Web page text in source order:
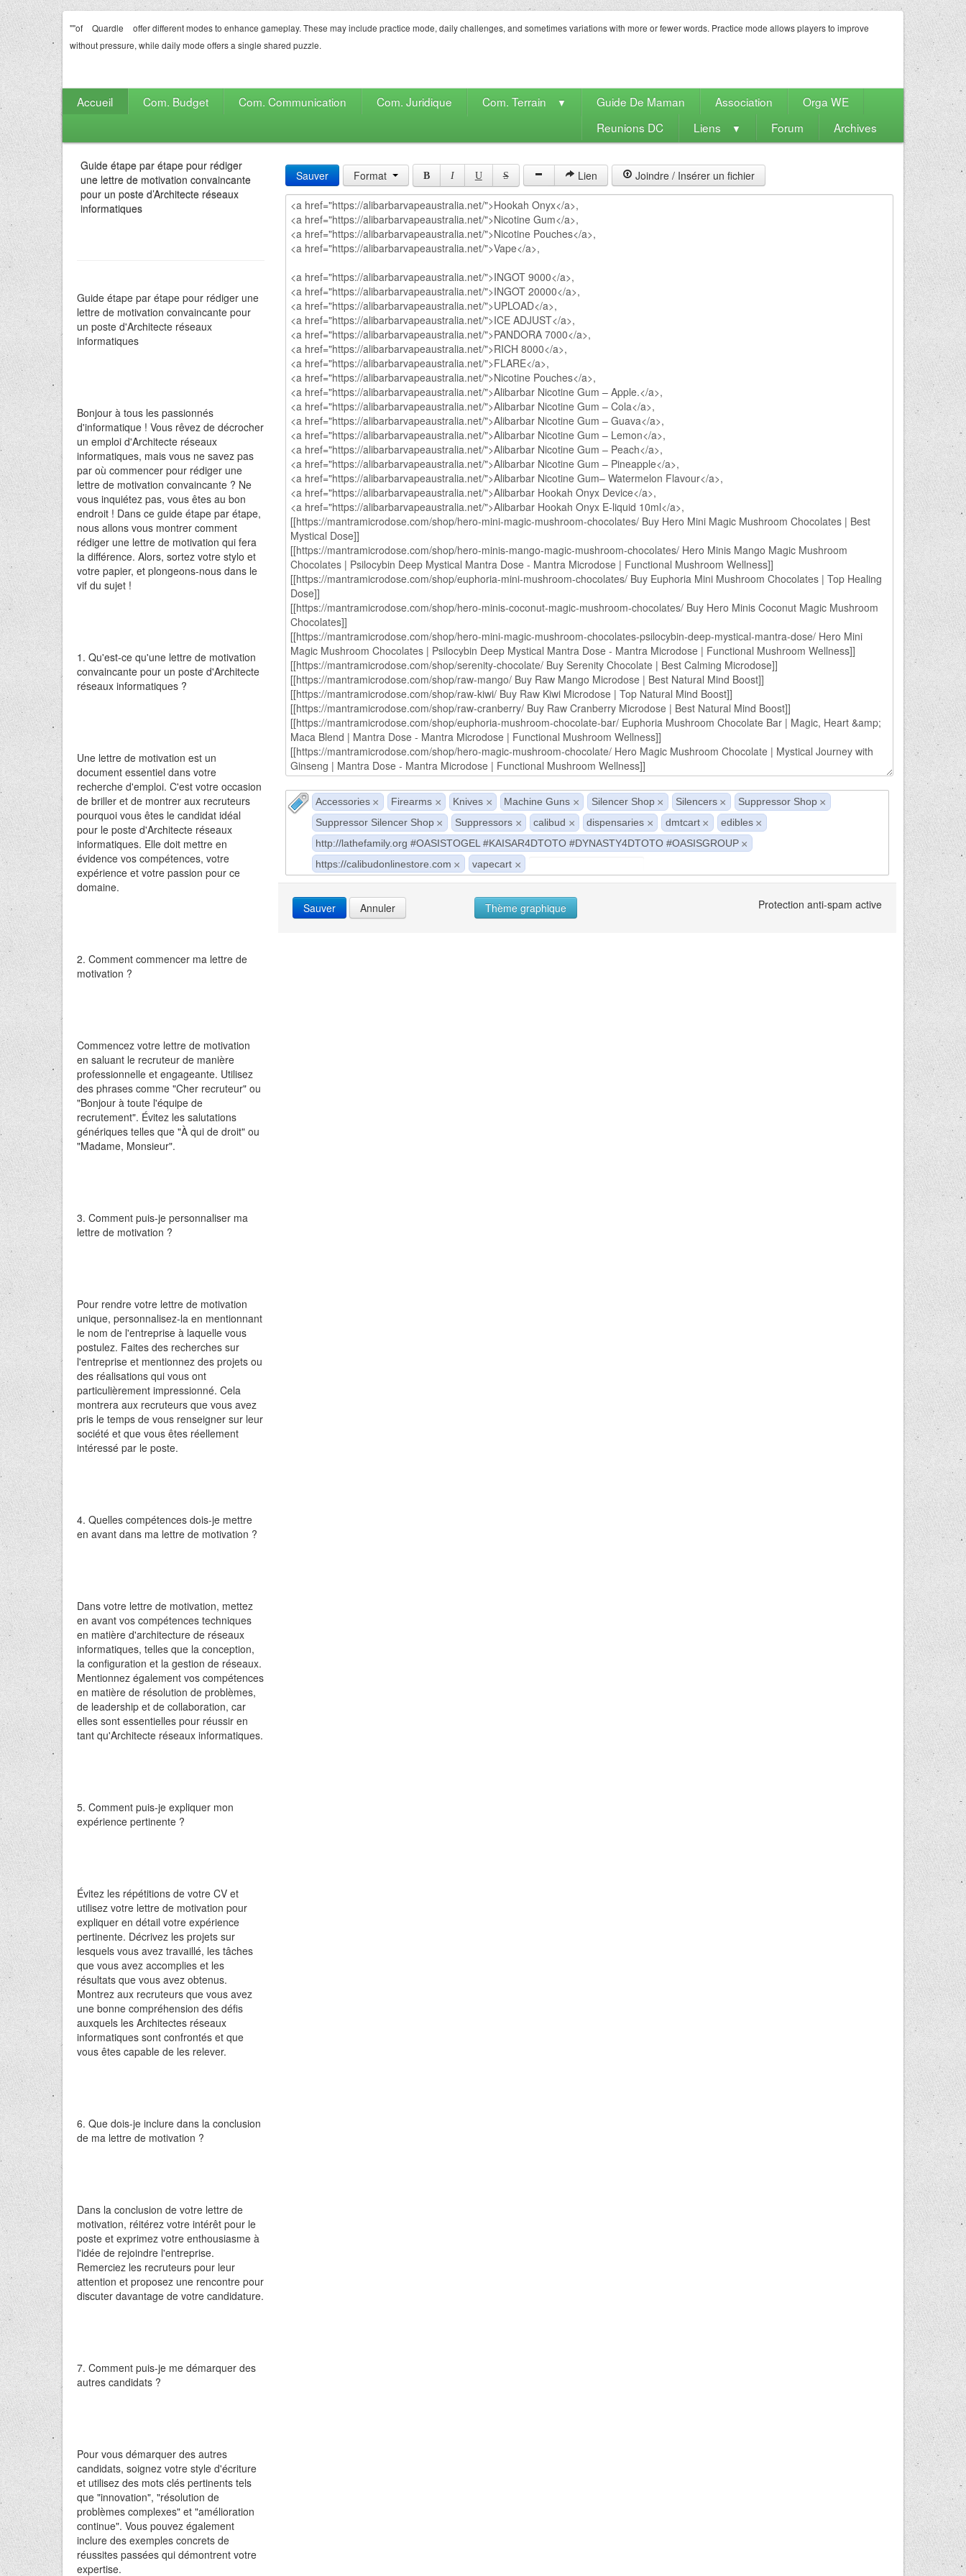
""of Quardle
offer different modes to enhance gameplay. These may include practice mode, daily challenges, and sometimes variations with more or fewer words. Practice mode allows players to improve
without pressure, while daily mode offers a single shared puzzle.
Accueil Com. Budget Com. Communication Com. Juridique Com. Terrain ▼ Guide De Maman Association
Orga WE
Reunions DC
Liens ▼ Forum Archives
Guide étape par étape pour rédiger
une lettre de motivation convaincante
pour un poste d’Architecte réseaux
informatiques
Guide étape par étape pour rédiger une
lettre de motivation convaincante pour
un poste d'Architecte réseaux
informatiques
Bonjour à tous les passionnés
d'informatique ! Vous rêvez de décrocher
un emploi d'Architecte réseaux
informatiques, mais vous ne savez pas
par où commencer pour rédiger une
lettre de motivation convaincante ? Ne
vous inquiétez pas, vous êtes au bon
endroit ! Dans ce guide étape par étape,
nous allons vous montrer comment
rédiger une lettre de motivation qui fera
la différence. Alors, sortez votre stylo et
votre papier, et plongeons-nous dans le
vif du sujet !
1. Qu'est-ce qu'une lettre de motivation
convaincante pour un poste d'Architecte
réseaux informatiques ?
Une lettre de motivation est un
document essentiel dans votre
recherche d'emploi. C'est votre occasion
de briller et de montrer aux recruteurs
pourquoi vous êtes le candidat idéal
pour le poste d'Architecte réseaux
informatiques. Elle doit mettre en
évidence vos compétences, votre
expérience et votre passion pour ce
domaine.
2. Comment commencer ma lettre de
motivation ?
Commencez votre lettre de motivation
en saluant le recruteur de manière
professionnelle et engageante. Utilisez
des phrases comme "Cher recruteur" ou
"Bonjour à toute l'équipe de
recrutement". Évitez les salutations
génériques telles que "À qui de droit" ou
"Madame, Monsieur".
3. Comment puis-je personnaliser ma
lettre de motivation ?
Pour rendre votre lettre de motivation
unique, personnalisez-la en mentionnant
le nom de l'entreprise à laquelle vous
postulez. Faites des recherches sur
l'entreprise et mentionnez des projets ou
des réalisations qui vous ont
particulièrement impressionné. Cela
montrera aux recruteurs que vous avez
pris le temps de vous renseigner sur leur
société et que vous êtes réellement
intéressé par le poste.
4. Quelles compétences dois-je mettre
en avant dans ma lettre de motivation ?
Dans votre lettre de motivation, mettez
en avant vos compétences techniques
en matière d'architecture de réseaux
informatiques, telles que la conception,
la configuration et la gestion de réseaux.
Mentionnez également vos compétences
en matière de résolution de problèmes,
de leadership et de collaboration, car
elles sont essentielles pour réussir en
tant qu'Architecte réseaux informatiques.
5. Comment puis-je expliquer mon
expérience pertinente ?
Évitez les répétitions de votre CV et
utilisez votre lettre de motivation pour
expliquer en détail votre expérience
pertinente. Décrivez les projets sur
lesquels vous avez travaillé, les tâches
que vous avez accomplies et les
résultats que vous avez obtenus.
Montrez aux recruteurs que vous avez
une bonne compréhension des défis
auxquels les Architectes réseaux
informatiques sont confrontés et que
vous êtes capable de les relever.
6. Que dois-je inclure dans la conclusion
de ma lettre de motivation ?
Dans la conclusion de votre lettre de
motivation, réitérez votre intérêt pour le
poste et exprimez votre enthousiasme à
l'idée de rejoindre l'entreprise.
Remerciez les recruteurs pour leur
attention et proposez une rencontre pour
discuter davantage de votre candidature.
7. Comment puis-je me démarquer des
autres candidats ?
Pour vous démarquer des autres
candidats, soignez votre style d'écriture
et utilisez des mots clés pertinents tels
que "innovation", "résolution de
problèmes complexes" et "amélioration
continue". Vous pouvez également
inclure des exemples concrets de
réussites passées qui démontrent votre
expertise.
Sauver Format B I U S Lien Joindre / Insérer un fichier
Accessories × Firearms × Knives × Machine Guns × Silencer Shop × Silencers × Suppressor Shop ×
Suppressor Silencer Shop × Suppressors × calibud × dispensaries × dmtcart × edibles ×
http://lathefamily.org #OASISTOGEL #KAISAR4DTOTO #DYNASTY4DTOTO #OASISGROUP ×
https://calibudonlinestore.com × vapecart ×
Sauver Annuler Thème graphique Protection anti-spam active